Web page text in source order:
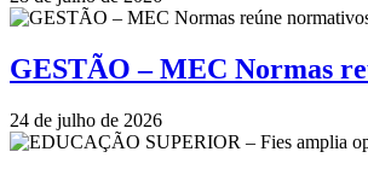
GESTÃO – MEC Normas
24 de julho de 2026